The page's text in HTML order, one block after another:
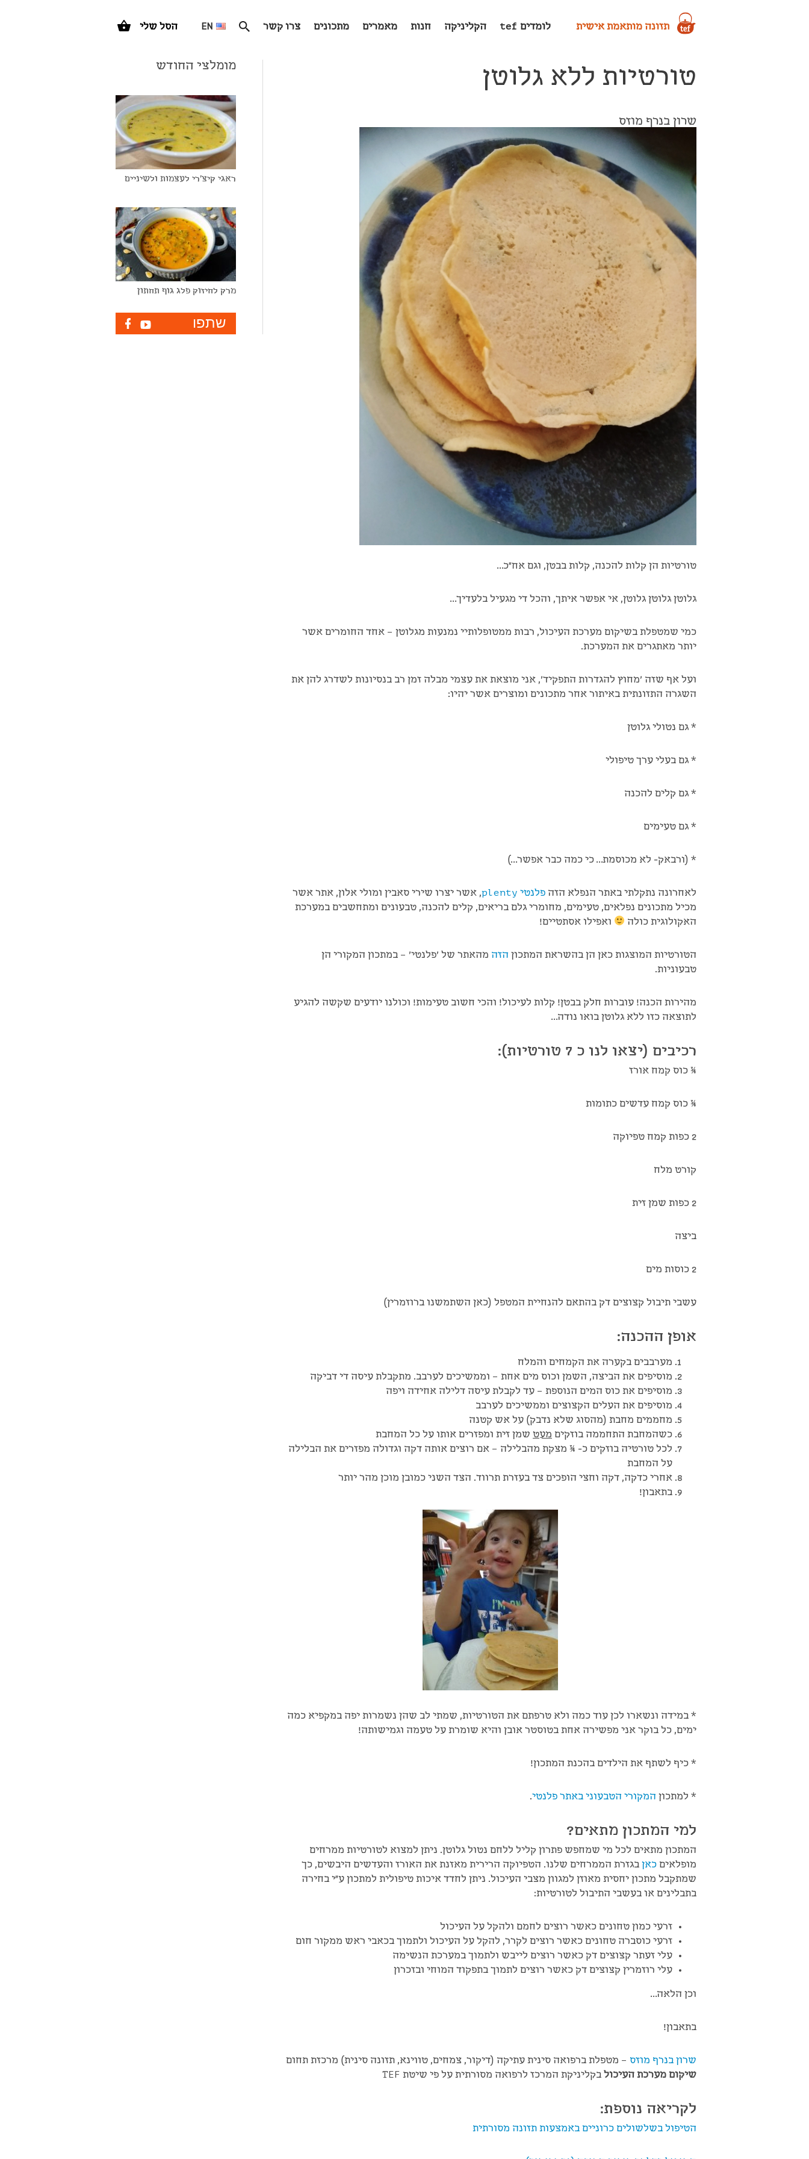
תזונה מותאמת אישית לומדים tef הקליניקה חנות מאמרים מתכונים צרו קשר EN הסל שלי
טורטיות ללא גלוטן
שרון בנרף מוזס
טורטיות הן קלות להכנה, קלות בבטן, וגם אח"כ…
גלוטן גלוטן גלוטן, אי אפשר איתך, והכל די מגעיל בלעדיך…
כמי שמטפלת בשיקום מערכת העיכול, רבות ממטופלותיי נמנעות מגלוטן – אחד החומרים אשר
יותר מאתגרים את המערכת.
ועל אף שזה 'מחוץ להגדרות התפקיד', אני מוצאת את עצמי מבלה זמן רב בנסיונות לשדרג להן את
השגרה התזונתית באיתור אחר מתכונים ומוצרים אשר יהיו:
* גם נטולי גלוטן
* גם בעלי ערך טיפולי
* גם קלים להכנה
* גם טעימים
* (ורבאק- לא מכוסמת… כי כמה כבר אפשר…)
לאחרונה נתקלתי באתר הנפלא הזה פלנטי plenty
, אשר יצרו שירי סאבין ומולי אלון, אתר אשר
מכיל מתכונים נפלאים, טעימים, מחומרי גלם בריאים, קלים להכנה, טבעונים ומתחשבים במערכת
האקולוגית כולה
ואפילו אסתטיים!
הטורטיות המוצגות כאן הן בהשראת המתכון הזה מהאתר של 'פלנטי' – במתכון המקורי הן
טבעוניות.
מהירות הכנה! עוברות חלק בבטן! קלות לעיכול! והכי חשוב טעימות! וכולנו יודעים שקשה להגיע
לתוצאה כזו ללא גלוטן בואו נודה…
רכיבים (יצאו לנו כ 7 טורטיות):
¾ כוס קמח אורז
¾ כוס קמח עדשים כתומות
2 כפות קמח טפיוקה
קורט מלח
2 כפות שמן זית
ביצה
2 כוסות מים
עשבי תיבול קצוצים דק בהתאם להנחיית המטפל (כאן השתמשנו ברוזמרין)
אופן ההכנה:
מערבבים בקערה את הקמחים והמלח
מוסיפים את הביצה, השמן וכוס מים אחת – וממשיכים לערבב. מתקבלת עיסה די דביקה
מוסיפים את כוס המים הנוספת – עד לקבלת עיסה דלילה אחידה ויפה
מוסיפים את העלים הקצוצים וממשיכים לערבב
מחממים מחבת (מהסוג שלא נדבק) על אש קטנה
כשהמחבת התחממה בוזקים מעט שמן זית ומפזרים אותו על כל המחבת
לכל טורטיה בוזקים כ- ¾ מצקת מהבלילה – אם רוצים אותה דקה וגדולה מפזרים את הבלילה
על המחבת
אחרי כדקה, דקה וחצי הופכים צד בעזרת תרווד. הצד השני כמובן מוכן מהר יותר
בתאבון!
* במידה ונשארו לכן עוד כמה ולא טרפתם את הטורטיות, שמתי לב שהן נשמרות יפה במקפיא כמה
ימים, כל בוקר אני מפשירה אחת בטוסטר אובן והיא שומרת על טעמה וגמישותה!
* כיף לשתף את הילדים בהכנת המתכון!
* למתכון המקורי הטבעוני באתר פלנטי.
למי המתכון מתאים?
המתכון מתאים לכל מי שמחפש פתרון קליל ללחם נטול גלוטן. ניתן למצוא לטורטיות ממרחים
מופלאים כאן בגזרת הממרחים שלנו. הטפיוקה הרירית מאזנת את האורז והעדשים היבשים, כך
שמתקבל מתכון יחסית מאוזן למגוון מצבי העיכול. ניתן לחדד איכות טיפולית למתכון ע"י בחירה
בתבלינים או בעשבי התיבול לטורטיות:
זרעי כמון טחונים כאשר רוצים לחמם ולהקל על העיכול
זרעי כוסברה טחונים כאשר רוצים לקרר, להקל על העיכול ולתמוך בכאבי ראש ממקור חום
עלי זעתר קצוצים דק כאשר רוצים לייבש ולתמוך במערכת הנשימה
עלי רוזמרין קצוצים דק כאשר רוצים לתמוך בתפקוד המוחי ובזכרון
וכן הלאה…
בתאבון!
שרון בנרף מוזס – מטפלת ברפואה סינית עתיקה (דיקור, צמחים, טווינא, תזונה סינית) מרכזת תחום
שיקום מערכת העיכול בקליניקת המרכז לרפואה מסורתית על פי שיטת TEF
לקריאה נוספת:
הטיפול בשלשולים כרוניים באמצעות תזונה מסורתית
מומלצי החודש
ראגי קיצ'רי לעצמות ולשיניים
מרק לחיזוק פלג גוף תחתון
שתפו